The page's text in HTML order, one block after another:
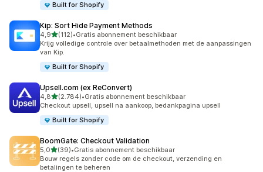
Built for Shopify
Kip: Sort Hide Payment Methods
4,9van 5 sterren
(112)
112 recensies in totaal
•Gratis abonnement beschikbaar
Krijg volledige controle over betaalmethoden met de aanpassingen
van Kip.
Built for Shopify
Upsell.com (ex ReConvert)
4,8van 5 sterren
(2.784)
2784 recensies in totaal
•Gratis abonnement beschikbaar
Checkout upsell, upsell na aankoop, bedankpagina upsell
Built for Shopify
BoomGate: Checkout Validation
5,0van 5 sterren
(39)
39 recensies in totaal
•Gratis abonnement beschikbaar
Bouw regels zonder code om de checkout, verzending en
betalingen te beheren